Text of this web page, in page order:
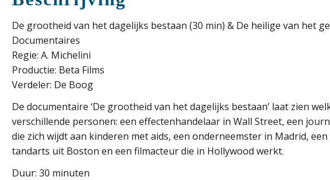
De grootheid van het dagelijks bestaan (30 min) & De heilige van het
Documentaires
Regie: A. Michelini
Productie: Beta Films
Verdeler: De Boog
De documentaire ‘De grootheid van het dagelijks bestaan’ laat zien
verschillende personen: een effectenhandelaar in Wall Street, een
die zich wijdt aan kinderen met aids, een onderneemster in Madrid,
tandarts uit Boston en een filmacteur die in Hollywood werkt.
Duur: 30 minuten